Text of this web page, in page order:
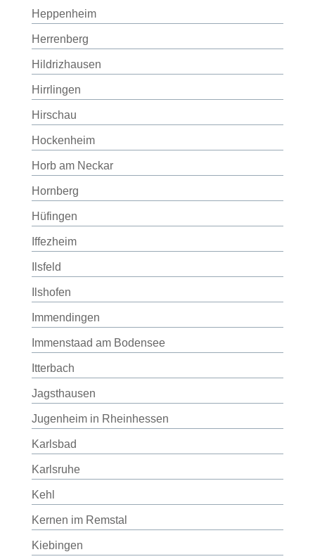
Heppenheim
Herrenberg
Hildrizhausen
Hirrlingen
Hirschau
Hockenheim
Horb am Neckar
Hornberg
Hüfingen
Iffezheim
Ilsfeld
Ilshofen
Immendingen
Immenstaad am Bodensee
Itterbach
Jagsthausen
Jugenheim in Rheinhessen
Karlsbad
Karlsruhe
Kehl
Kernen im Remstal
Kiebingen